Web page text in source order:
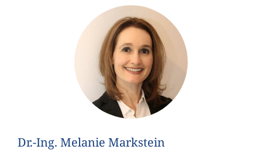
Dr.-Ing. Melanie Markstein